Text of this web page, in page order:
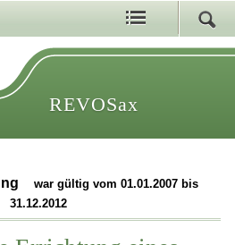
REVOSax
war gültig vom 01.01.2007 bis
31.12.2012